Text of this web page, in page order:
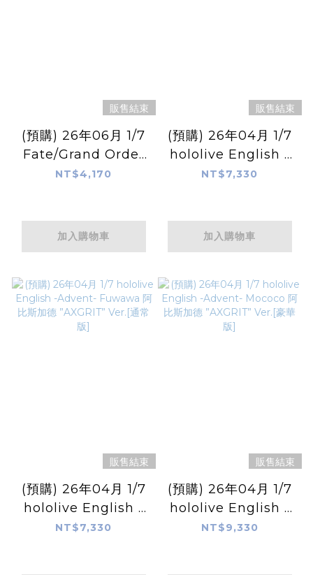
販售結束
(預購) 26年06月 1/7
Fate/Grand Order
Foreigner/楊貴妃 英
NT$4,170
加入購物車
販售結束
(預購) 26年04月 1/7
hololive English -
Advent- Mococo 阿
NT$7,330
加入購物車
販售結束
(預購) 26年04月 1/7
hololive English -
Advent- Fuwawa
NT$7,330
販售結束
(預購) 26年04月 1/7
hololive English -
Advent- Mococo 阿
NT$9,330